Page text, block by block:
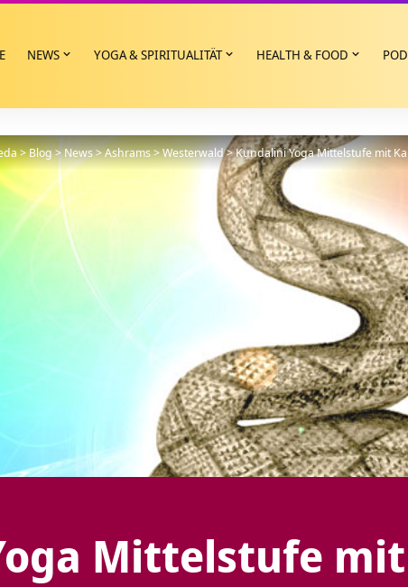
NEWS YOGA & SPIRITUALITÄT HEALTH & FOOD
>Blog>News>Ashrams>Westerwald>Kundalini Yoga Mittelstufe mit
Mittelstufe mit